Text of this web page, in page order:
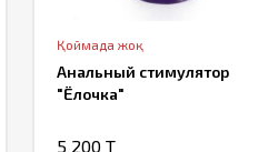
Қоймада жоқ
Анальный стимулятор
"Ёлочка"
5 200 T